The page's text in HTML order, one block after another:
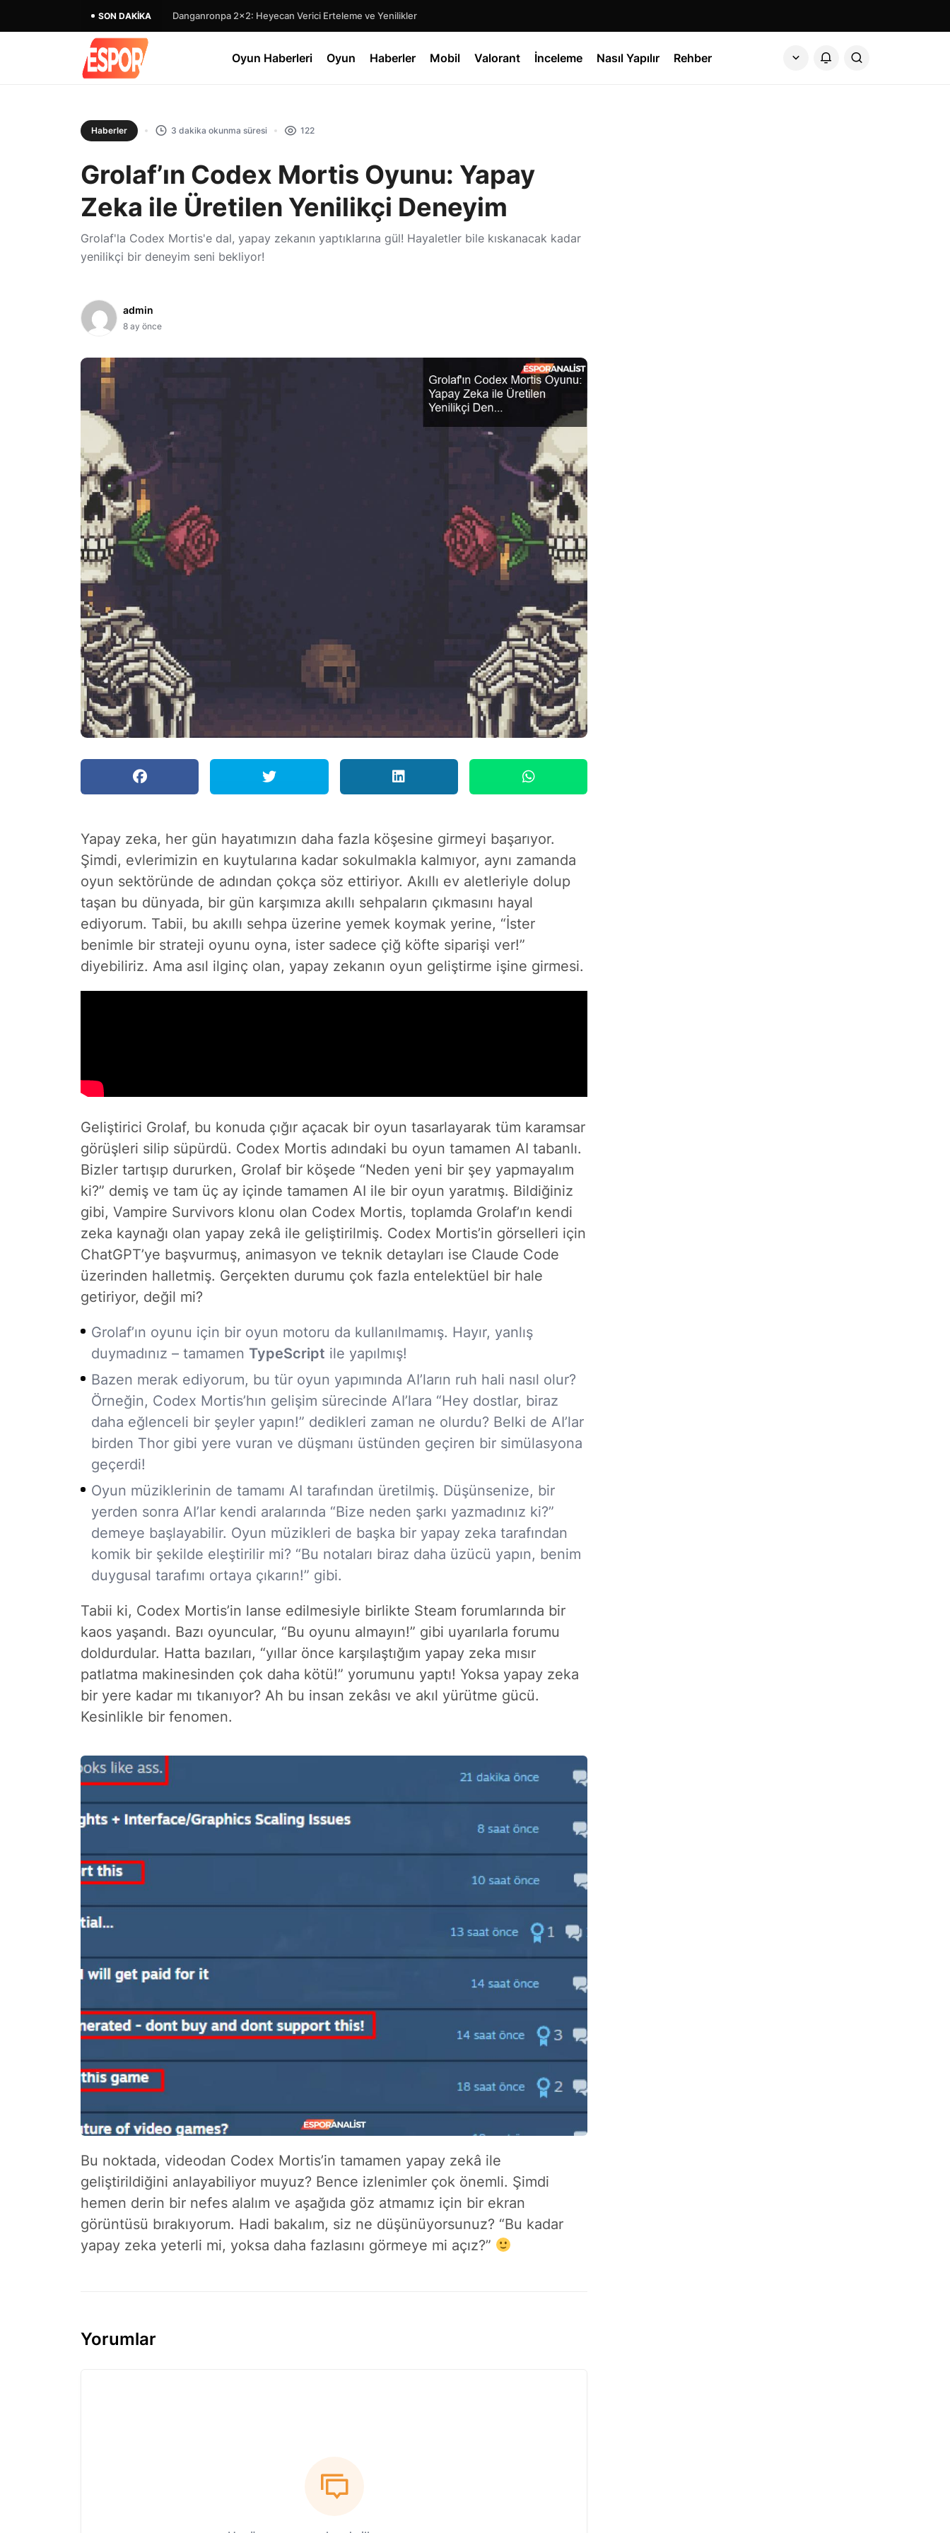
SON DAKIKA Danganronpa 2×2: Heyecan Verici Erteleme ve Yenilikler
Mecca Chameleon: Oyun Dünyasında 16 Günlük Olağanüstü Başarı Hikayesi
Oyun Haberleri Oyun Haberler Mobil Valorant İnceleme Nasıl Yapılır Rehber
Haberler 3 dakika okunma süresi 122
Grolaf’ın Codex Mortis Oyunu: Yapay
Zeka ile Üretilen Yenilikçi Deneyim
Grolaf'la Codex Mortis'e dal, yapay zekanın yaptıklarına gül! Hayaletler bile kıskanacak kadar
yenilikçi bir deneyim seni bekliyor!
admin
8 ay önce
Yapay zeka, her gün hayatımızın daha fazla köşesine girmeyi başarıyor.
Şimdi, evlerimizin en kuytularına kadar sokulmakla kalmıyor, aynı zamanda
oyun sektöründe de adından çokça söz ettiriyor. Akıllı ev aletleriyle dolup
taşan bu dünyada, bir gün karşımıza akıllı sehpaların çıkmasını hayal
ediyorum. Tabii, bu akıllı sehpa üzerine yemek koymak yerine, “İster
benimle bir strateji oyunu oyna, ister sadece çiğ köfte siparişi ver!”
diyebiliriz. Ama asıl ilginç olan, yapay zekanın oyun geliştirme işine girmesi.
Geliştirici Grolaf, bu konuda çığır açacak bir oyun tasarlayarak tüm karamsar
görüşleri silip süpürdü. Codex Mortis adındaki bu oyun tamamen AI tabanlı.
Bizler tartışıp dururken, Grolaf bir köşede “Neden yeni bir şey yapmayalım
ki?” demiş ve tam üç ay içinde tamamen AI ile bir oyun yaratmış. Bildiğiniz
gibi, Vampire Survivors klonu olan Codex Mortis, toplamda Grolaf’ın kendi
zeka kaynağı olan yapay zekâ ile geliştirilmiş. Codex Mortis’in görselleri için
ChatGPT’ye başvurmuş, animasyon ve teknik detayları ise Claude Code
üzerinden halletmiş. Gerçekten durumu çok fazla entelektüel bir hale
getiriyor, değil mi?
Grolaf’ın oyunu için bir oyun motoru da kullanılmamış. Hayır, yanlış
duymadınız – tamamen TypeScript ile yapılmış!
Bazen merak ediyorum, bu tür oyun yapımında AI’ların ruh hali nasıl olur?
Örneğin, Codex Mortis’hın gelişim sürecinde AI’lara “Hey dostlar, biraz
daha eğlenceli bir şeyler yapın!” dedikleri zaman ne olurdu? Belki de AI’lar
birden Thor gibi yere vuran ve düşmanı üstünden geçiren bir simülasyona
geçerdi!
Oyun müziklerinin de tamamı AI tarafından üretilmiş. Düşünsenize, bir
yerden sonra AI’lar kendi aralarında “Bize neden şarkı yazmadınız ki?”
demeye başlayabilir. Oyun müzikleri de başka bir yapay zeka tarafından
komik bir şekilde eleştirilir mi? “Bu notaları biraz daha üzücü yapın, benim
duygusal tarafımı ortaya çıkarın!” gibi.
Tabii ki, Codex Mortis’in lanse edilmesiyle birlikte Steam forumlarında bir
kaos yaşandı. Bazı oyuncular, “Bu oyunu almayın!” gibi uyarılarla forumu
doldurdular. Hatta bazıları, “yıllar önce karşılaştığım yapay zeka mısır
patlatma makinesinden çok daha kötü!” yorumunu yaptı! Yoksa yapay zeka
bir yere kadar mı tıkanıyor? Ah bu insan zekâsı ve akıl yürütme gücü.
Kesinlikle bir fenomen.
Bu noktada, videodan Codex Mortis’in tamamen yapay zekâ ile
geliştirildiğini anlayabiliyor muyuz? Bence izlenimler çok önemli. Şimdi
hemen derin bir nefes alalım ve aşağıda göz atmamız için bir ekran
görüntüsü bırakıyorum. Hadi bakalım, siz ne düşünüyorsunuz? “Bu kadar
yapay zeka yeterli mi, yoksa daha fazlasını görmeye mi açız?”
Yorumlar